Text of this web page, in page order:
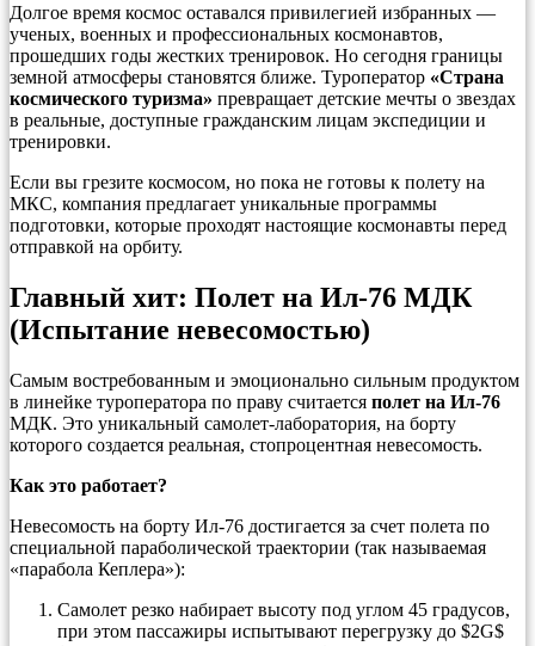
Долгое время космос оставался привилегией избранных —
ученых, военных и профессиональных космонавтов,
прошедших годы жестких тренировок. Но сегодня границы
земной атмосферы становятся ближе. Туроператор «Страна
космического туризма» превращает детские мечты о звездах
в реальные, доступные гражданским лицам экспедиции и
тренировки.
Если вы грезите космосом, но пока не готовы к полету на
МКС, компания предлагает уникальные программы
подготовки, которые проходят настоящие космонавты перед
отправкой на орбиту.
Главный хит: Полет на Ил-76 МДК
(Испытание невесомостью)
Самым востребованным и эмоционально сильным продуктом
в линейке туроператора по праву считается полет на Ил-76
МДК. Это уникальный самолет-лаборатория, на борту
которого создается реальная, стопроцентная невесомость.
Как это работает?
Невесомость на борту Ил-76 достигается за счет полета по
специальной параболической траектории (так называемая
«парабола Кеплера»):
Самолет резко набирает высоту под углом 45 градусов,
при этом пассажиры испытывают перегрузку до $2G$